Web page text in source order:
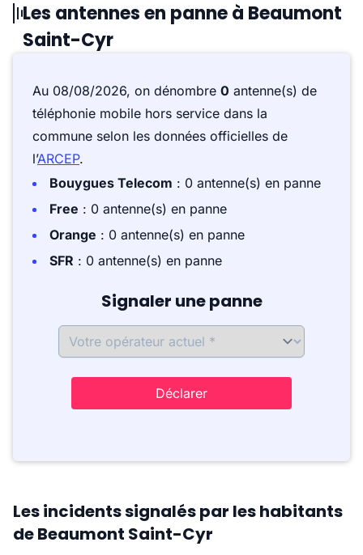
Les antennes en panne à Beaumont
Saint-Cyr
Au 08/08/2026, on dénombre 0 antenne(s) de
téléphonie mobile hors service dans la
commune selon les données officielles de
l’ARCEP.
Bouygues Telecom : 0 antenne(s) en panne
Free : 0 antenne(s) en panne
Orange : 0 antenne(s) en panne
SFR : 0 antenne(s) en panne
Signaler une panne
Déclarer
Les incidents signalés par les habitants
de Beaumont Saint-Cyr